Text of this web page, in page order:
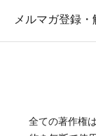
メルマガ登録・
全ての著作権